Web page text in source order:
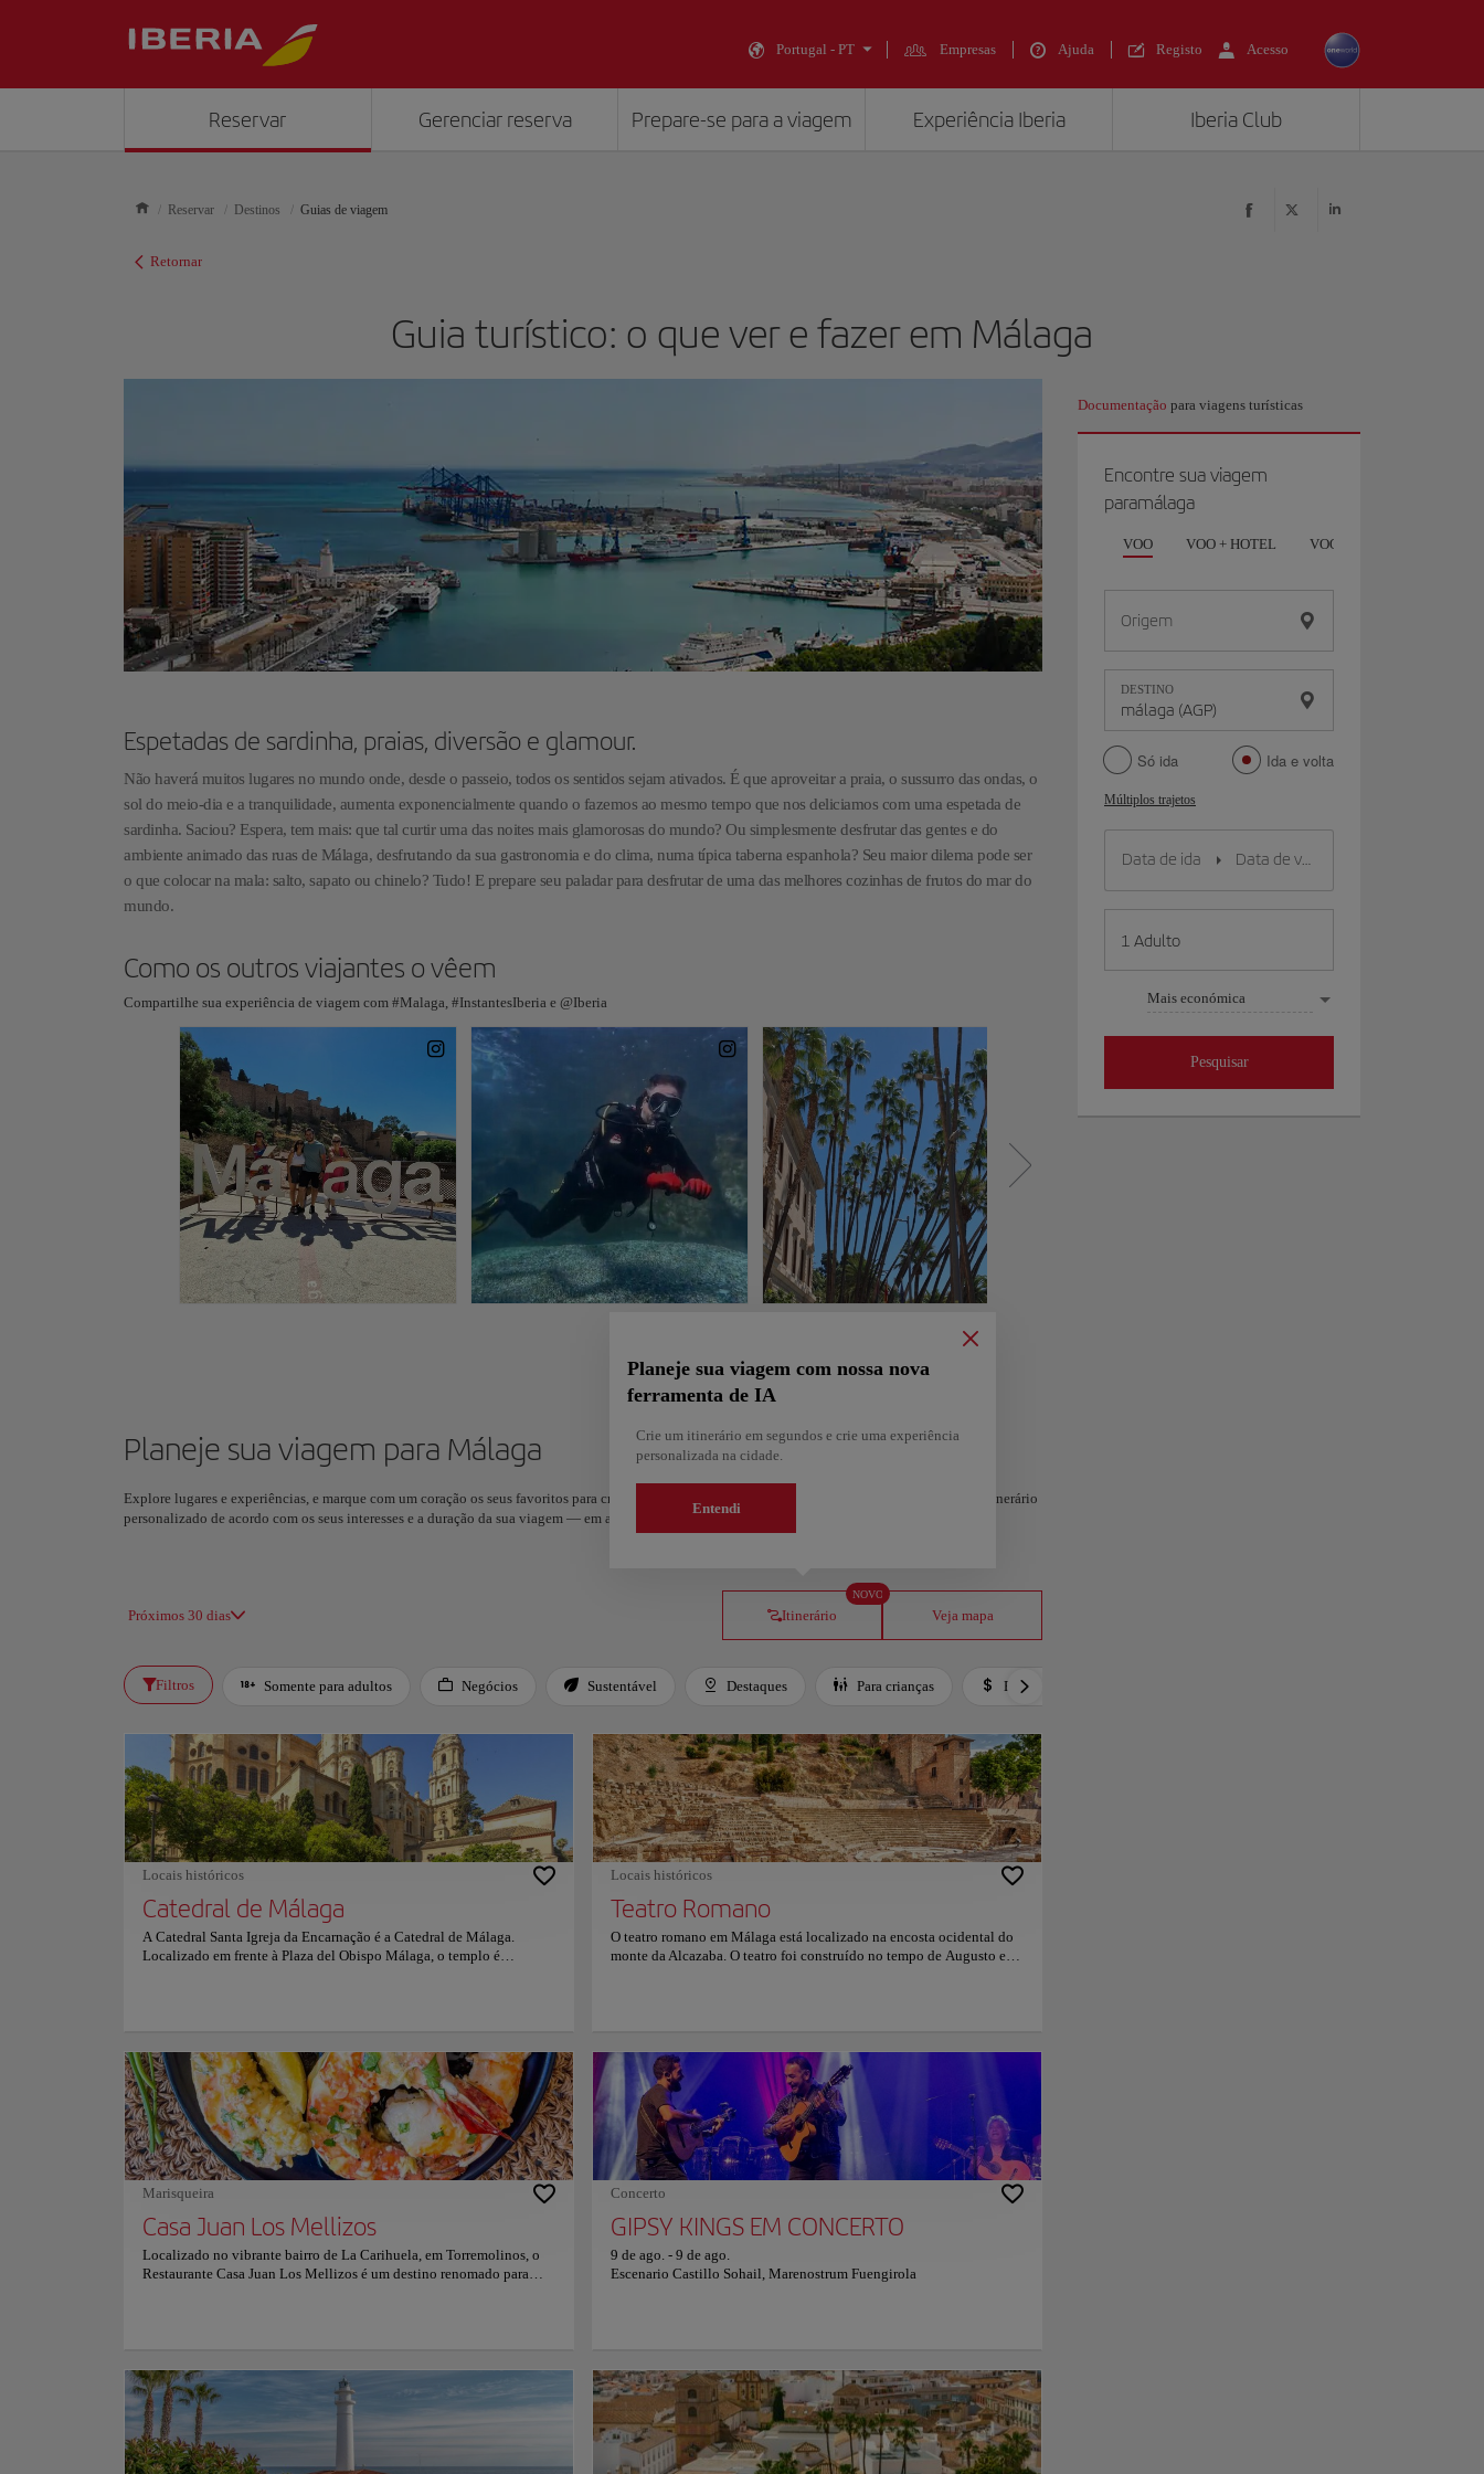
Portugal - PT Empresas Ajuda Registo Acesso
Reservar Gerenciar reserva Prepare-se para a viagem Experiência Iberia Iberia Club
Reservar Destinos Guias de viagem
Retornar
Guia turístico: o que ver e fazer em Málaga
Espetadas de sardinha, praias, diversão e glamour.
Não haverá muitos lugares no mundo onde, desde o passeio, todos os sentidos sejam ativados. É que aproveitar a praia, o sussurro das ondas, o
sol do meio-dia e a tranquilidade, aumenta exponencialmente quando o fazemos ao mesmo tempo que nos deliciamos com uma espetada de
sardinha. Saciou? Espera, tem mais: que tal curtir uma das noites mais glamorosas do mundo? Ou simplesmente desfrutar das gentes e do
ambiente animado das ruas de Málaga, desfrutando da sua gastronomia e do clima, numa típica taberna espanhola? Seu maior dilema pode ser
o que colocar na mala: salto, sapato ou chinelo? Tudo! E prepare seu paladar para desfrutar de uma das melhores cozinhas de frutos do mar do
mundo.
Como os outros viajantes o vêem
Compartilhe sua experiência de viagem com #Malaga, #InstantesIberia e @Iberia
Planeje sua viagem para Málaga
Explore lugares e experiências, e marque com um coração os seus favoritos para criar o seu percurso e partilhá-lo. Quer mais ideias? Obtenha um itinerário
personalizado de acordo com os seus interesses e a duração da sua viagem — em apenas dois passos e disponível no Google Maps.
Próximos 30 dias Itinerário
NOVO
Planeje sua viagem com nossa nova
ferramenta de IA
Crie um itinerário em segundos e crie uma experiência
personalizada na cidade.
Entendi
Veja mapa
Filtros Somente para adultos Negócios Sustentável Destaques Para crianças Econômico
Locais históricos
Catedral de Málaga
A Catedral Santa Igreja da Encarnação é a Catedral de Málaga.
Localizado em frente à Plaza del Obispo Málaga, o templo é
XVIII.
Locais históricos
Teatro Romano
O teatro romano em Málaga está localizado na encosta ocidental do
monte da Alcazaba. O teatro foi construído no tempo de Augusto e
descoberto em 1951. Horas: quarta-feira a sábado, 10:00-19:00.
Terça-feira, 10:00 às 18:00 horas. Domingos e feriados, das 10:00 às
16:00. Fechado às segundas. Entrada gratuita.
Marisqueira
Casa Juan Los Mellizos
Localizado no vibrante bairro de La Carihuela, em Torremolinos, o
Restaurante Casa Juan Los Mellizos é um destino renomado para
estabelecimento oferece um ambiente acolhedor, com amplas salas de
jantar e um grande terraço, ideal para qualquer evento em grupo —
desde reuniões de negócios até celebrações familiares. Comodidades
adicionais, como estacionamento privado e serviços especiais,
tornam a experiência gastronômica ainda melhor, fazendo dele uma
escolha preferida tanto para locais quanto para turistas. Para mais
Concerto
GIPSY KINGS EM CONCERTO
9 de ago. - 9 de ago.
Escenario Castillo Sohail, Marenostrum Fuengirola
Documentação para viagens turísticas
Encontre sua viagem
paramálaga
VOO VOO + HOTEL VOO + CARRO
Origem
DESTINO
Só ida Ida e volta
Múltiplos trajetos
Mais económica
Pesquisar